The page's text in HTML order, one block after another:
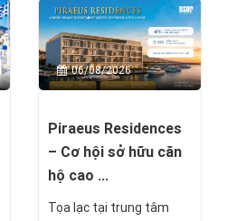
06/08/2026
Piraeus Residences
– Cơ hội sở hữu căn
hộ cao ...
Tọa lạc tại trung tâm